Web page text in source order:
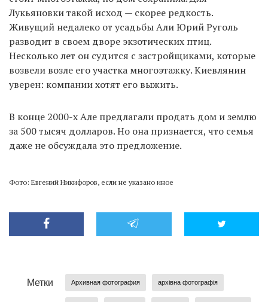
Лукьяновки такой исход — скорее редкость.
Живущий недалеко от усадьбы Али Юрий Руголь
разводит в своем дворе экзотических птиц.
Несколько лет он судится с застройщиками, которые
возвели возле его участка многоэтажку. Киевлянин
уверен: компании хотят его выжить.
В конце 2000-х Але предлагали продать дом и землю
за 500 тысяч долларов. Но она признается, что семья
даже не обсуждала это предложение.
Фото: Евгений Никифоров, если не указано иное
Метки Архивная фотография архівна фотографія